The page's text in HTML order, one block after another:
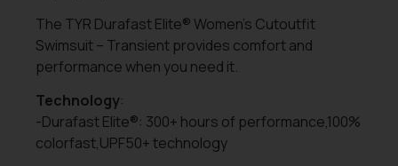
The TYR Durafast Elite® Women’s Cutoutfit
Swimsuit – Transient provides comfort and
performance when you need it.
Technology:
-Durafast Elite®: 300+ hours of performance,100%
colorfast,UPF50+ technology